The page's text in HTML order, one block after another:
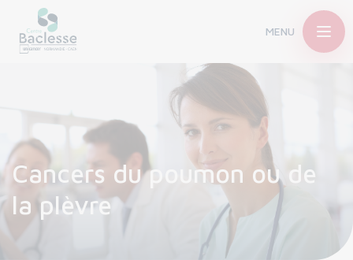
MENU
Cancers du poumon ou de
la plèvre